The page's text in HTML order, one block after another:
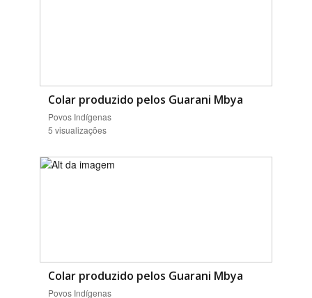
Colar produzido pelos Guarani Mbya
Povos Indígenas
5 visualizações
Colar produzido pelos Guarani Mbya
Povos Indígenas